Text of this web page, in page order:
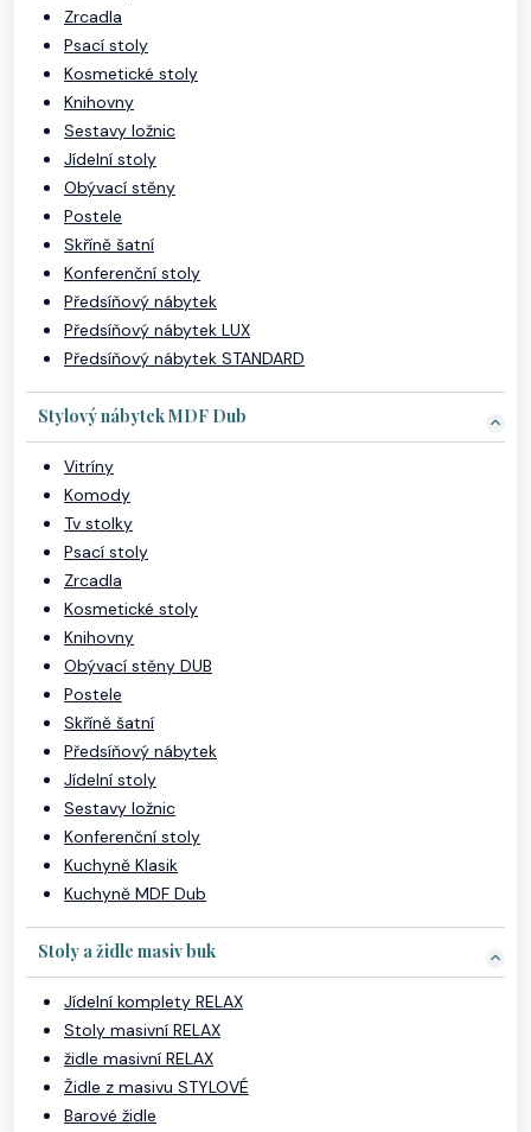
Zrcadla
Psací stoly
Kosmetické stoly
Knihovny
Sestavy ložnic
Jídelní stoly
Obývací stěny
Postele
Skříně šatní
Konferenční stoly
Předsíňový nábytek
Předsíňový nábytek LUX
Předsíňový nábytek STANDARD
Stylový nábytek MDF Dub
Vitríny
Komody
Tv stolky
Psací stoly
Zrcadla
Kosmetické stoly
Knihovny
Obývací stěny DUB
Postele
Skříně šatní
Předsíňový nábytek
Jídelní stoly
Sestavy ložnic
Konferenční stoly
Kuchyně Klasik
Kuchyně MDF Dub
Stoly a židle masiv buk
Jídelní komplety RELAX
Stoly masivní RELAX
židle masivní RELAX
Židle z masivu STYLOVÉ
Barové židle